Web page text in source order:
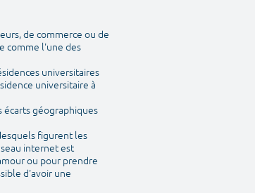
de commerce ou de
comme l'une des
universitaires
universitaire à
écarts géographiques
figurent les
internet est
ou pour prendre
d'avoir une